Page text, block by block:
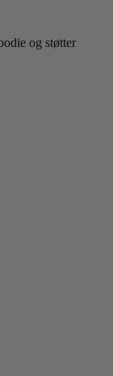
og støtter